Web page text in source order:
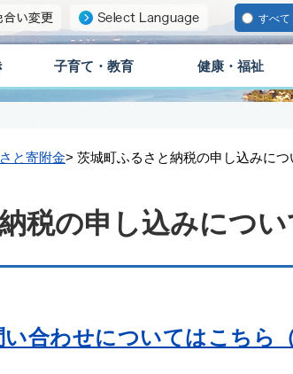
すべて
子育て・教育 健康・福祉
と寄附金> 茨城町ふるさと納税の申し込みにつ
税の申し込みについ
合わせについてはこちら